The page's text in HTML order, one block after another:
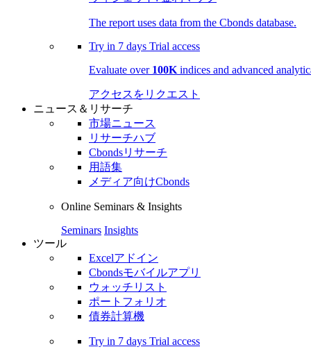
The report uses data from the Cbonds database.
Try in 7 days Trial access
Evaluate over 100K indices and advanced
アクセスをリクエスト
ニュース＆リサーチ
市場ニュース
リサーチハブ
Cbondsリサーチ
用語集
メディア向けCbonds
Online Seminars & Insights
Seminars Insights
ツール
Excelアドイン
Cbondsモバイルアプリ
ウォッチリスト
ポートフォリオ
債券計算機
Try in 7 days Trial access